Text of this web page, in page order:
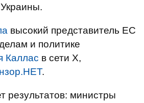
высокий представитель ЕС
и политике
Каллас в сети Х,
.
результатов: министры